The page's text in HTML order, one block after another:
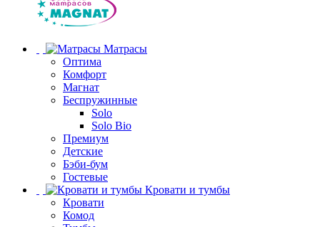
Матрасы
Оптима
Комфорт
Магнат
Беспружинные
Solo
Solo Bio
Премиум
Детские
Бэби-бум
Гостевые
Кровати и тумбы
Кровати
Комод